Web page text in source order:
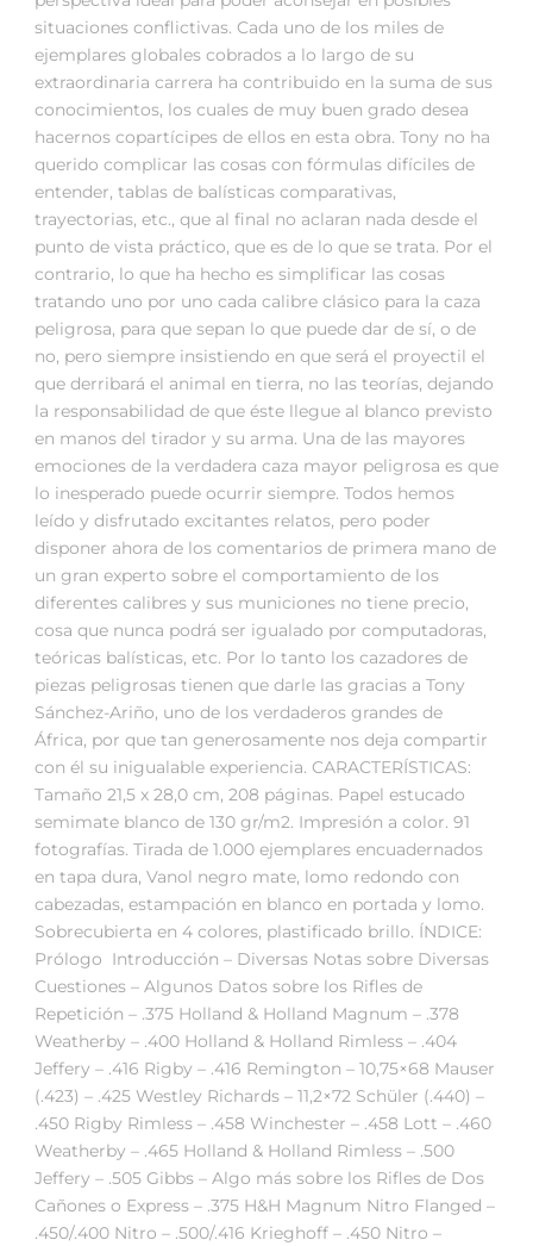
situaciones conflictivas. Cada uno de los miles de
ejemplares globales cobrados a lo largo de su
extraordinaria carrera ha contribuido en la suma de sus
conocimientos, los cuales de muy buen grado desea
hacernos copartícipes de ellos en esta obra. Tony no ha
querido complicar las cosas con fórmulas difíciles de
entender, tablas de balísticas comparativas,
trayectorias, etc., que al final no aclaran nada desde el
punto de vista práctico, que es de lo que se trata. Por el
contrario, lo que ha hecho es simplificar las cosas
tratando uno por uno cada calibre clásico para la caza
peligrosa, para que sepan lo que puede dar de sí, o de
no, pero siempre insistiendo en que será el proyectil el
que derribará el animal en tierra, no las teorías, dejando
la responsabilidad de que éste llegue al blanco previsto
en manos del tirador y su arma. Una de las mayores
emociones de la verdadera caza mayor peligrosa es que
lo inesperado puede ocurrir siempre. Todos hemos
leído y disfrutado excitantes relatos, pero poder
disponer ahora de los comentarios de primera mano de
un gran experto sobre el comportamiento de los
diferentes calibres y sus municiones no tiene precio,
cosa que nunca podrá ser igualado por computadoras,
teóricas balísticas, etc. Por lo tanto los cazadores de
piezas peligrosas tienen que darle las gracias a Tony
Sánchez-Ariño, uno de los verdaderos grandes de
África, por que tan generosamente nos deja compartir
con él su inigualable experiencia. CARACTERÍSTICAS:
Tamaño 21,5 x 28,0 cm, 208 páginas. Papel estucado
semimate blanco de 130 gr/m2. Impresión a color. 91
fotografías. Tirada de 1.000 ejemplares encuadernados
en tapa dura, Vanol negro mate, lomo redondo con
cabezadas, estampación en blanco en portada y lomo.
Sobrecubierta en 4 colores, plastificado brillo. ÍNDICE:
Prólogo  Introducción – Diversas Notas sobre Diversas
Cuestiones – Algunos Datos sobre los Rifles de
Repetición – .375 Holland & Holland Magnum – .378
Weatherby – .400 Holland & Holland Rimless – .404
Jeffery – .416 Rigby – .416 Remington – 10,75×68 Mauser
(.423) – .425 Westley Richards – 11,2×72 Schüler (.440) –
.450 Rigby Rimless – .458 Winchester – .458 Lott – .460
Weatherby – .465 Holland & Holland Rimless – .500
Jeffery – .505 Gibbs – Algo más sobre los Rifles de Dos
Cañones o Express – .375 H&H Magnum Nitro Flanged –
.450/.400 Nitro – .500/.416 Krieghoff – .450 Nitro –